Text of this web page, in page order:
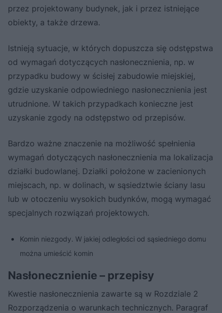
przez projektowany budynek, jak i przez istniejące
obiekty, a także drzewa.
Istnieją sytuacje, w których dopuszcza się odstępstwa
od wymagań dotyczących nasłonecznienia, np. w
przypadku budowy w ścisłej zabudowie miejskiej,
gdzie uzyskanie odpowiedniego nasłonecznienia jest
utrudnione. W takich przypadkach konieczne jest
uzyskanie zgody na odstępstwo od przepisów.
Bardzo ważne znaczenie na możliwość spełnienia
wymagań dotyczących nasłonecznienia ma lokalizacja
działki budowlanej. Działki położone w zacienionych
miejscach, np. w dolinach, w sąsiedztwie ściany lasu
lub w otoczeniu wysokich budynków, mogą wymagać
specjalnych rozwiązań projektowych.
Komin niezgody. W jakiej odległości od sąsiedniego domu
można umieścić komin
Nasłonecznienie – przepisy
Kwestie nasłonecznienia zawarte są w Rozdziale 2
Rozporządzenia o warunkach technicznych. Paragraf